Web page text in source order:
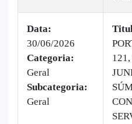
Data:
30/06/2026
Categoria:
Geral
Subcategoria:
Geral